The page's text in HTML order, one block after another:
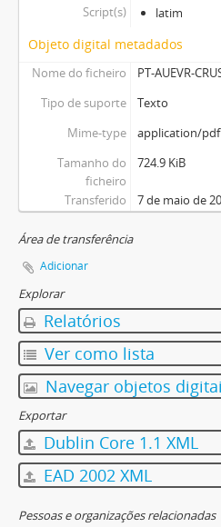
Script(s)
latim
Objeto digital metadados
Nome do ficheiro
PT-AUEVR-
Tipo de suporte
Texto
Mime-type
application/pdf
Tamanho do
ficheiro
724.9 KiB
Transferido 7 de maio de
Área de transferência
Adicionar
Explorar
Relatórios
Ver como lista
Navegar objetos
Exportar
Dublin Core 1.1 XML
EAD 2002 XML
Pessoas e organizações relacionadas